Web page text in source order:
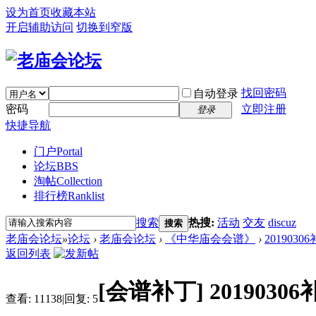
设为首页收藏本站
开启辅助访问 切换到窄版
自动登录 找回密码
密码
登录
立即注册
快捷导航
门户Portal
论坛BBS
淘帖Collection
排行榜Ranklist
搜索 搜索 热搜: 活动 交友 discuz
老庙会论坛»论坛 › 老庙会论坛 › 《中华庙会会谱》 › 20190306
返回列表
查看: 11138|回复: 5[会谱补丁] 20190306